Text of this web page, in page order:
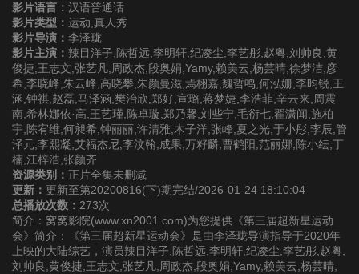
影片语言： 汉语普通话
影片类型： 运动,真人秀
影片导演： 李泽珑
影片主演： 辣目洋子,陈哲远,李明轩,纪凌尘,李艺彤,赵粤,刘帅良,黄
俊捷,王志文,张艺凡,周政杰,段奥娟,Yamy,赖美云,杨芸晴,徐梦洁,彦
希,李晓峰,朱云峰,高晓攀,朱颜曼滋,焉栩嘉,魏哲鸣,何泓姗,李昀锐,王
涵,钟祺,赵磊,马泽涵,樊治欣,郑好,宣璐,蒋梦婕,李浩菲,辛云来,周震
南,希林娜依·高,王艺瑾,陈卓璇,郑乃馨,刘些宁,毛衍七,翟潇闻,施柏
宇,陈宥维,何昶希,钟丽丽,许清雅,木子洋,张峰,夏之光,于小彤,李辰,管
泽元,李熙凝,艾福杰尼,李汶翰,成果,万籽麟,曹鹤阳,范丽娜,陈小纭,丁
楠,江梓浩,张颜齐
资源类别： 正片全集未删减
更新： 更新至第20200816(下)期完结/2026-01-24 18:10:04
总播放次数： 273次
简介：窝窝影院(www.xn2001.com)为您提供《第三届超新星运动
会》简介：《第三届超新星运动会》是由李泽珑导演指导于2020年
上映的大陆综艺，演员辣目洋子,陈哲远,李明轩,纪凌尘,李艺彤,赵粤,
刘帅良,黄俊捷,王志文,张艺凡,周政杰,段奥娟,Yamy,赖美云,杨芸晴,